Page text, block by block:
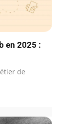
en 2025 :
de